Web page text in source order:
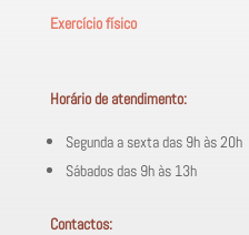
Exercício físico
Horário de atendimento:
Segunda a sexta das 9h às 20h
Sábados das 9h às 13h
Contactos: